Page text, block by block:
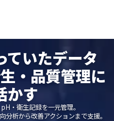
ていたデータ
・品質管理に
かす
・衛生記録を一元管理。
分析から改善アクションまで支援。